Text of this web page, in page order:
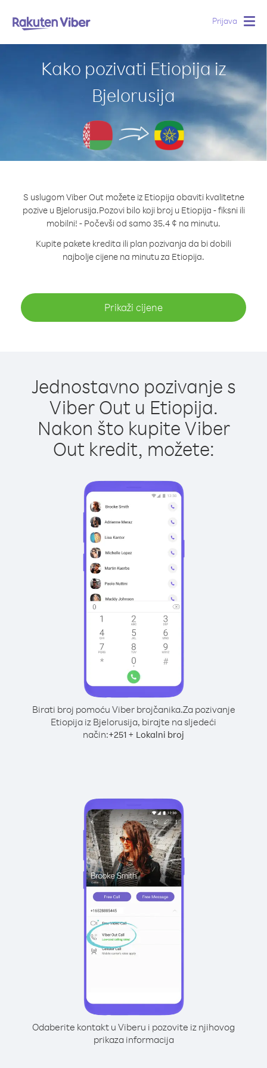
Prijava
Kako pozivati Etiopija iz
Bjelorusija
S uslugom Viber Out možete iz Etiopija obaviti kvalitetne
pozive u Bjelorusija.Pozovi bilo koji broj u Etiopija - fiksni ili
mobilni! - Počevši od samo 35.4 ¢ na minutu.
Kupite pakete kredita ili plan pozivanja da bi dobili
najbolje cijene na minutu za Etiopija.
Prikaži cijene
Jednostavno pozivanje s
Viber Out u Etiopija.
Nakon što kupite Viber
Out kredit, možete:
Birati broj pomoću Viber brojčanika.Za pozivanje
Etiopija iz Bjelorusija, birajte na sljedeći
način:+251 + Lokalni broj
Odaberite kontakt u Viberu i pozovite iz njihovog
prikaza informacija